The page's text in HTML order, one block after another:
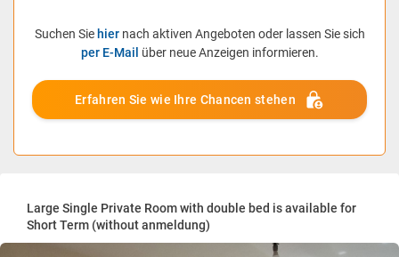
Suchen Sie hiernach aktiven Angeboten oder lassen Sie sich
per E-Mail über neue Anzeigen informieren.
Erfahren Sie wie Ihre Chancen stehen
Large Single Private Room with double bed is available for
Short Term (without anmeldung)